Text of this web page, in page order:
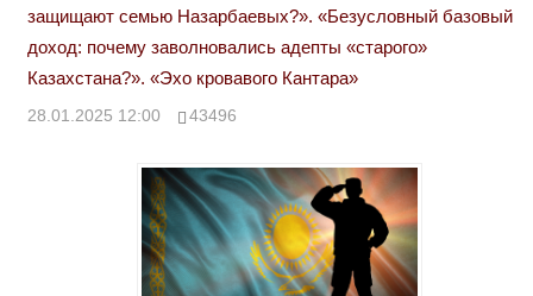
защищают семью Назарбаевых?». «Безусловный базовый
доход: почему заволновались адепты «старого»
Казахстана?». «Эхо кровавого Кантара»
28.01.2025 12:00 43496